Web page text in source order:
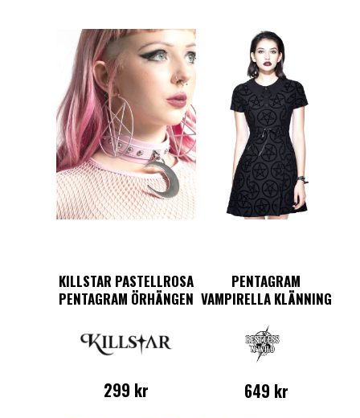
KILLSTAR PASTELLROSA
PENTAGRAM ÖRHÄNGEN
299 kr
PENTAGRAM
VAMPIRELLA KLÄNNING
649 kr